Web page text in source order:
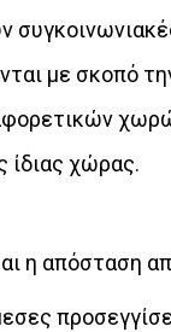
με
ίδιας χώρας.
η απόσταση